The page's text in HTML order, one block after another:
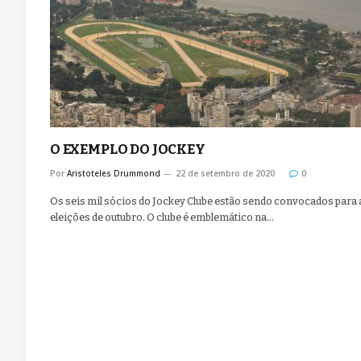
O EXEMPLO DO JOCKEY
Por Aristoteles Drummond 22 de setembro de 2020 0
Os seis mil sócios do Jockey Clube estão sendo convocados para
eleições de outubro. O clube é emblemático na…